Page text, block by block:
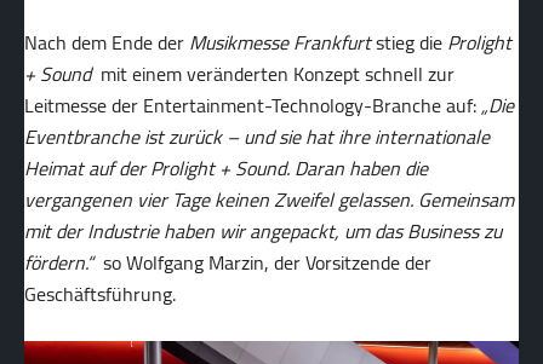
Nach dem Ende derMusikmesse Frankfurtstieg dieProlight
+ Soundmit einem veränderten Konzept schnell zur
Leitmesse der Entertainment-Technology-Branche auf:„Die
Eventbranche ist zurück – und sie hat ihre internationale
Heimat auf der Prolight + Sound. Daran haben die
vergangenen vier Tage keinen Zweifel gelassen. Gemeinsam
mit der Industrie haben wir angepackt, um das Business zu
fördern.“so Wolfgang Marzin, der Vorsitzende der
Geschäftsführung.